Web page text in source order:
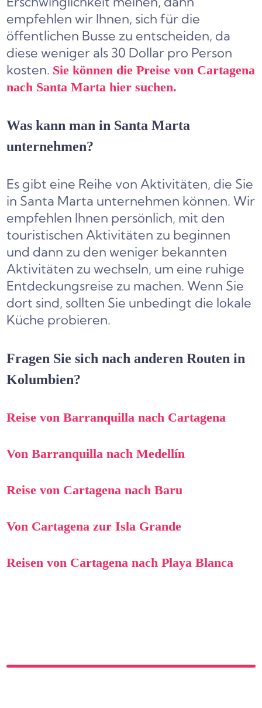
empfehlen wir Ihnen, sich für die
öffentlichen Busse zu entscheiden, da
diese weniger als 30 Dollar pro Person
kosten. Sie können die Preise von Cartagena
nach Santa Marta hier suchen.
Was kann man in Santa Marta
unternehmen?
Es gibt eine Reihe von Aktivitäten, die Sie
in Santa Marta unternehmen können. Wir
empfehlen Ihnen persönlich, mit den
touristischen Aktivitäten zu beginnen
und dann zu den weniger bekannten
Aktivitäten zu wechseln, um eine ruhige
Entdeckungsreise zu machen. Wenn Sie
dort sind, sollten Sie unbedingt die lokale
Küche probieren.
Fragen Sie sich nach anderen Routen in
Kolumbien?
Reise von Barranquilla nach Cartagena
Von Barranquilla nach Medellín
Reise von Cartagena nach Baru
Von Cartagena zur Isla Grande
Reisen von Cartagena nach Playa Blanca